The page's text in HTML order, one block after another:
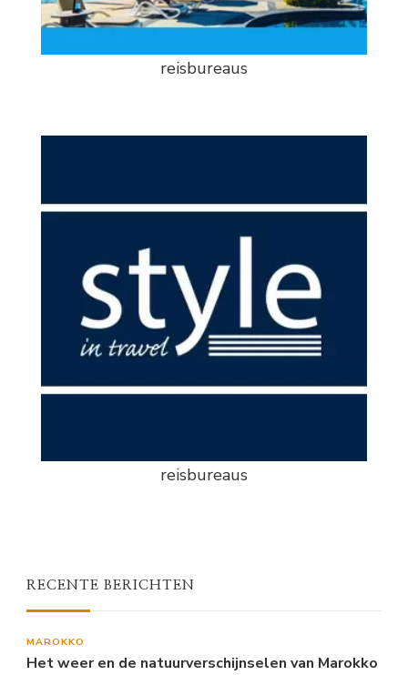
reisbureaus
reisbureaus
RECENTE BERICHTEN
MAROKKO
Het weer en de natuurverschijnselen van Marokko